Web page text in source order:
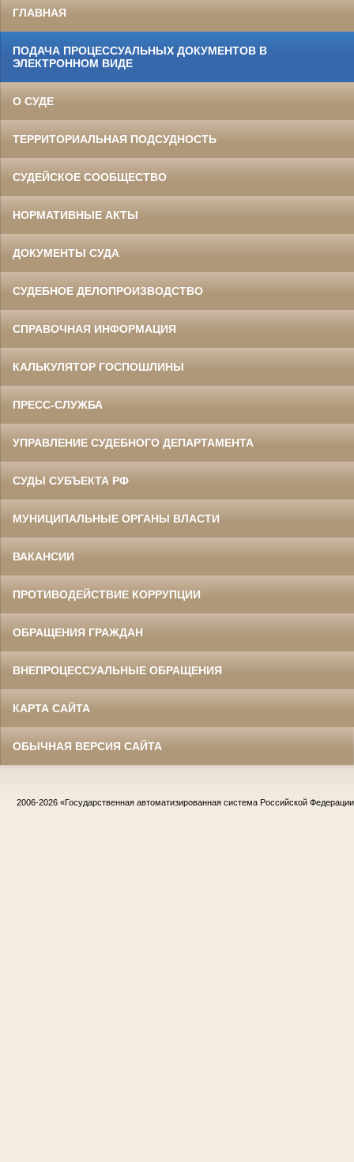
ГЛАВНАЯ
ПОДАЧА ПРОЦЕССУАЛЬНЫХ ДОКУМЕНТОВ В
ЭЛЕКТРОННОМ ВИДЕ
О СУДЕ
ТЕРРИТОРИАЛЬНАЯ ПОДСУДНОСТЬ
СУДЕЙСКОЕ СООБЩЕСТВО
НОРМАТИВНЫЕ АКТЫ
ДОКУМЕНТЫ СУДА
СУДЕБНОЕ ДЕЛОПРОИЗВОДСТВО
СПРАВОЧНАЯ ИНФОРМАЦИЯ
КАЛЬКУЛЯТОР ГОСПОШЛИНЫ
ПРЕСС-СЛУЖБА
УПРАВЛЕНИЕ СУДЕБНОГО ДЕПАРТАМЕНТА
СУДЫ СУБЪЕКТА РФ
МУНИЦИПАЛЬНЫЕ ОРГАНЫ ВЛАСТИ
ВАКАНСИИ
ПРОТИВОДЕЙСТВИЕ КОРРУПЦИИ
ОБРАЩЕНИЯ ГРАЖДАН
ВНЕПРОЦЕССУАЛЬНЫЕ ОБРАЩЕНИЯ
КАРТА САЙТА
ОБЫЧНАЯ ВЕРСИЯ САЙТА
2006-2026 «Государственная автоматизированная система Российской